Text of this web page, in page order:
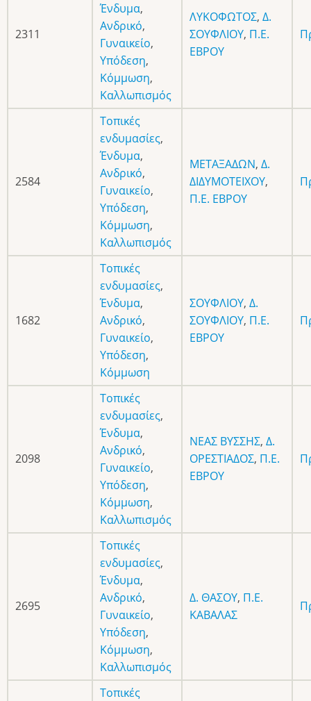
2311
Ένδυμα,
Ανδρικό,
Γυναικείο,
Υπόδεση,
Κόμμωση,
Καλλωπισμός
ΛΥΚΟΦΩΤΟΣ, Δ.
ΣΟΥΦΛΙΟΥ, Π.Ε.
ΕΒΡΟΥ
2584
Τοπικές
ενδυμασίες,
Ένδυμα,
Ανδρικό,
Γυναικείο,
Υπόδεση,
Κόμμωση,
Καλλωπισμός
ΜΕΤΑΞΑΔΩΝ, Δ.
ΔΙΔΥΜΟΤΕΙΧΟΥ,
Π.Ε. ΕΒΡΟΥ
1682
Τοπικές
ενδυμασίες,
Ένδυμα,
Ανδρικό,
Γυναικείο,
Υπόδεση,
Κόμμωση
ΣΟΥΦΛΙΟΥ, Δ.
ΣΟΥΦΛΙΟΥ, Π.Ε.
ΕΒΡΟΥ
2098
Τοπικές
ενδυμασίες,
Ένδυμα,
Ανδρικό,
Γυναικείο,
Υπόδεση,
Κόμμωση,
Καλλωπισμός
ΝΕΑΣ ΒΥΣΣΗΣ, Δ.
ΟΡΕΣΤΙΑΔΟΣ, Π.Ε.
ΕΒΡΟΥ
2695
Τοπικές
ενδυμασίες,
Ένδυμα,
Ανδρικό,
Γυναικείο,
Υπόδεση,
Κόμμωση,
Καλλωπισμός
Δ. ΘΑΣΟΥ, Π.Ε.
ΚΑΒΑΛΑΣ
Τοπικές